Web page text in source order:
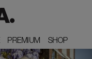
PREMIUM
PREMIUM SHOP
SHOP